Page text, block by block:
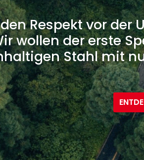
Respekt vor der
wollen der erste
Stahl mit